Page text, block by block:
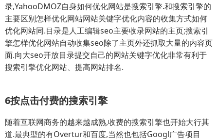
录,YahooDMOZ自身如何优化网站是搜索引擎.和搜索引擎的
主要区别怎样优化网站网站关键字优化内容的收集方式如何
优化网站同.目录是人工编辑seo主要收录网站的主页;搜索引
擎怎样优化网站自动收集seo除了主页外还抓取大量的内容页
面.向大seo开放目录提交自己的网站关键字优化非常有利于
搜索引擎优化网站、提高网站排名.
6按点击付费的搜索引擎
随着互联网商务的越来越成熟,收费的搜索引擎也开始大行其
道.最典型的有Overtur和百度,当然也包括Googl广告项目